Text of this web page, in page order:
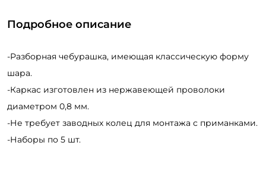
64
Подробное описание
-Разборная чебурашка, имеющая классическую форму
шара.
-Каркас изготовлен из нержавеющей проволоки
диаметром 0,8 мм.
-Не требует заводных колец для монтажа с приманками.
-Наборы по 5 шт.